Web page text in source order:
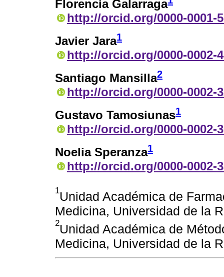
Florencia Galarraga
http://orcid.org/0000-0001-
Javier Jara1
http://orcid.org/0000-0002-
Santiago Mansilla2
http://orcid.org/0000-0002-
Gustavo Tamosiunas1
http://orcid.org/0000-0002-
Noelia Speranza1
http://orcid.org/0000-0002-
1Unidad Académica de
Medicina, Universidad de la
2Unidad Académica de
Medicina, Universidad de la